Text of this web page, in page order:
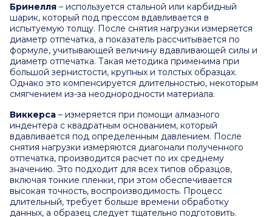
Бринелля – используется стальной или карбидный
шарик, который под прессом вдавливается в
испытуемую толщу. После снятия нагрузки измеряется
диаметр отпечатка, а показатель рассчитывается по
формуле, учитывающей величину вдавливающей силы и
диаметр отпечатка. Такая методика применима при
большой зернистости, крупных и толстых образцах.
Однако это компенсируется длительностью, некоторым
смягчением из-за неоднородности материала.
Виккерса – измеряется при помощи алмазного
индентера с квадратным основанием, который
вдавливается под определенным давлением. После
снятия нагрузки измеряются диагонали полученного
отпечатка, производится расчет по их среднему
значению. Это подходит для всех типов образцов,
включая тонкие пленки, при этом обеспечивается
высокая точность, воспроизводимость. Процесс
длительный, требует больше времени обработку
данных, а образец следует тщательно подготовить.